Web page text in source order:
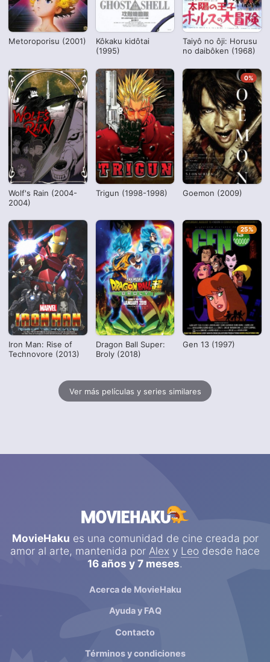
Metoroporisu (2001)
Kôkaku kidôtai
(1995)
Taiyô no ôji: Horusu
no daibôken (1968)
Wolf's Rain (2004-
2004)
Trigun (1998-1998) Goemon (2009)
0%
Iron Man: Rise of
Technovore (2013)
Dragon Ball Super:
Broly (2018)
Gen 13 (1997)
25%
Ver más películas y series similares
MovieHaku es una comunidad de cine creada por
amor al arte, mantenida por Alex y Leo desde hace
16 años y 7 meses.
Acerca de MovieHaku
Ayuda y FAQ
Contacto
Términos y condiciones